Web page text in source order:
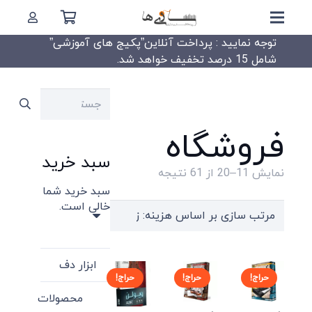
توجه نمایید : پرداخت آنلاین”پکیج های آموزشی”
شامل 15 درصد تخفیف خواهد شد.
فروشگاه
نمایش 11–20 از 61 نتیجه
price:
low
حراج! حراج! حراج!
جستجو
سبد خرید
سبد خرید شما
خالی است.
ابزار دف
محصولات